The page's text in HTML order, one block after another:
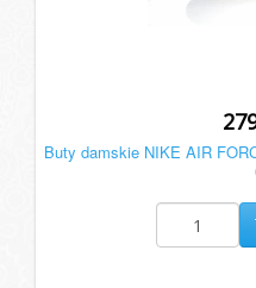
Buty damskie NIKE AIR